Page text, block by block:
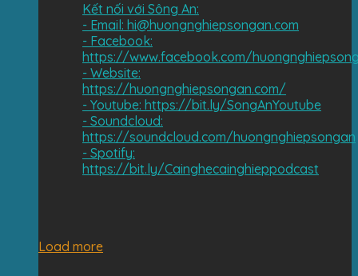
Kết nối với Sông An:
- Email: hi@huongnghiepsongan.com
- Facebook:
https://www.facebook.com/
- Website:
https://huongnghiepsongan.com/​
- Youtube: https://bit.ly/SongAnYoutube​
- Soundcloud:
https://soundcloud.com/huongnghiepsongan​
- Spotify:
https://bit.ly/Cainghecainghieppodcast
Load more